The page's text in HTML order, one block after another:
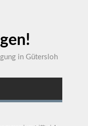
in Gütersloh